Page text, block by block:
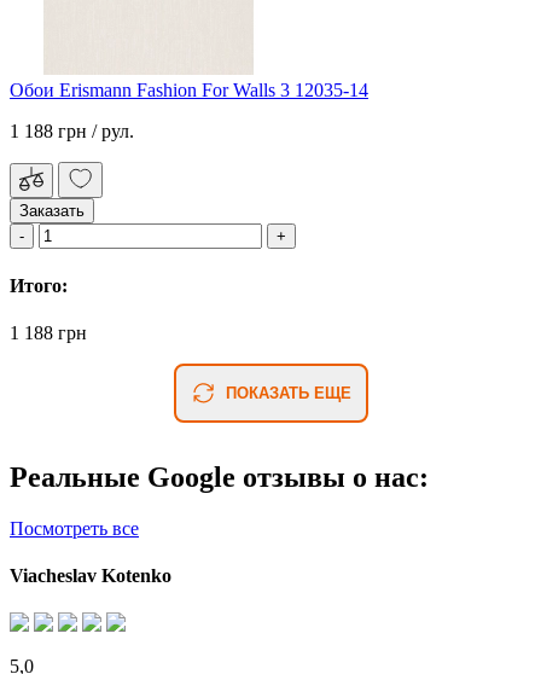
Обои Erismann Fashion For Walls 3 12035-14
1 188 грн / рул.
Заказать
Итого:
1 188 грн
ПОКАЗАТЬ ЕЩЕ
Реальные Google отзывы о нас:
Посмотреть все
Viacheslav Kotenko
5,0